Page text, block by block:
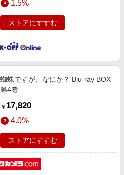
1.5%
ストアにすすむ
蜘蛛ですが、なにか？ Blu-ray BOX
第4巻
￥ 17,820
4.0%
ストアにすすむ